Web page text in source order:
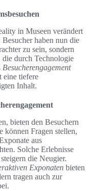
in Museen verändert
haben nun die
zu sein, sondern
die durch Technologie
Besucherengagement
eine tiefere
Inhalt.
bieten den Besuchern
können Fragen stellen,
aus
Solche Erlebnisse
die Neugier.
Exponaten bieten
tragen auch zur